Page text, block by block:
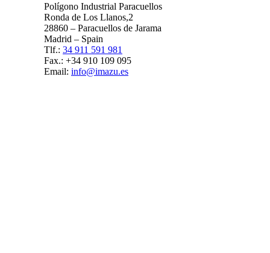
Polígono Industrial Paracuellos
Ronda de Los Llanos,2
28860 – Paracuellos de Jarama
Madrid – Spain
Tlf.: 34 911 591 981
Fax.: +34 910 109 095
Email: info@imazu.es